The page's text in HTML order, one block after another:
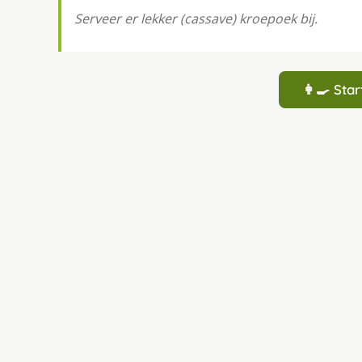
Serveer er lekker (cassave) kroepoek bij.
👩‍🍳